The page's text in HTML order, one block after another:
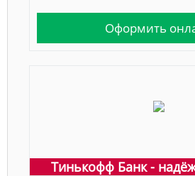
Оформить
Тинькофф Банк -